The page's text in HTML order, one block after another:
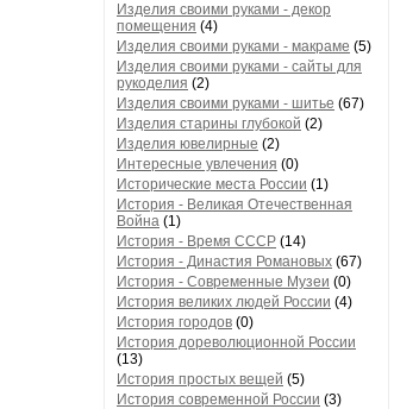
Изделия своими руками - декор
помещения (4)
Изделия своими руками - макраме (5)
Изделия своими руками - сайты для
рукоделия (2)
Изделия своими руками - шитье (67)
Изделия старины глубокой (2)
Изделия ювелирные (2)
Интересные увлечения (0)
Исторические места России (1)
История - Великая Отечественная
Война (1)
История - Время СССР (14)
История - Династия Романовых (67)
История - Современные Музеи (0)
История великих людей России (4)
История городов (0)
История дореволюционной России
(13)
История простых вещей (5)
История современной России (3)